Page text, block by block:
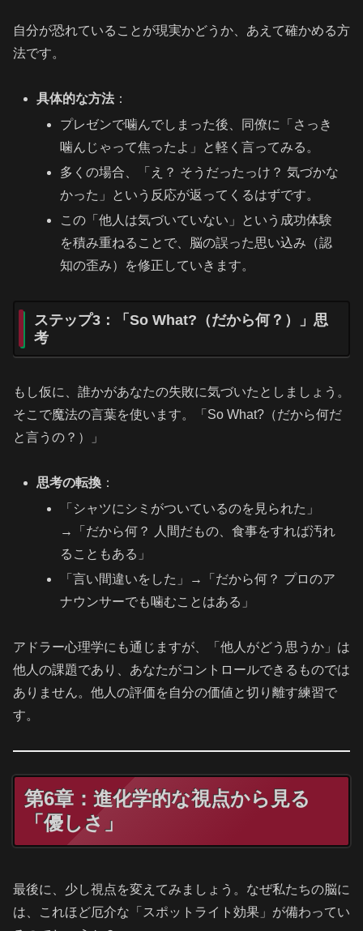
自分が恐れていることが現実かどうか、あえて確かめる方
法です。
具体的な方法 ：
プレゼンで噛んでしまった後、同僚に「さっき
噛んじゃって焦ったよ」と軽く言ってみる。
多くの場合、「え？ そうだったっけ？ 気づかな
かった」という反応が返ってくるはずです。
この「他人は気づいていない」という成功体験
を積み重ねることで、脳の誤った思い込み（認
知の歪み）を修正していきます。
ステップ3：「So What?（だから何？）」思
考
もし仮に、誰かがあなたの失敗に気づいたとしましょう。
そこで魔法の言葉を使います。「So What?（だから何だ
と言うの？）」
思考の転換 ：
「シャツにシミがついているのを見られた」
→「だから何？ 人間だもの、食事をすれば汚れ
ることもある」
「言い間違いをした」→「だから何？ プロのア
ナウンサーでも噛むことはある」
アドラー心理学にも通じますが、「他人がどう思うか」は
他人の課題であり、あなたがコントロールできるものでは
ありません。他人の評価を自分の価値と切り離す練習で
す。
第6章：進化学的な視点から見る
「優しさ」
最後に、少し視点を変えてみましょう。なぜ私たちの脳に
は、これほど厄介な「スポットライト効果」が備わってい